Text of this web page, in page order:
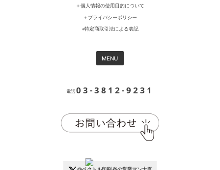
＋個人情報の使用目的について
＋プライバシーポリシー
+特定商取引法による表記
MENU
電話03-3812-9231